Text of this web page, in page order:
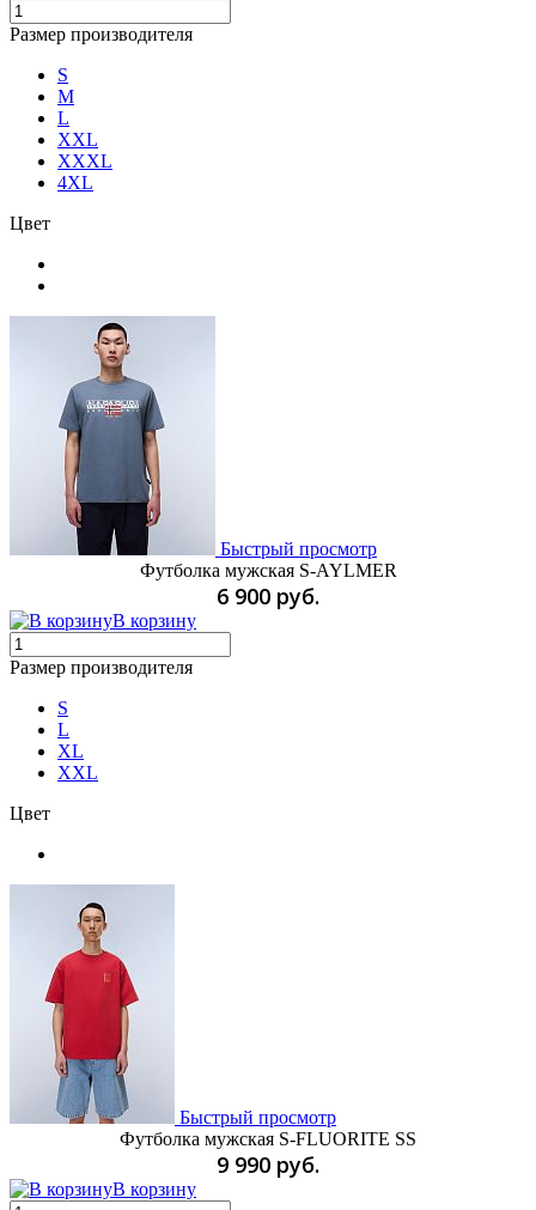
Размер производителя
S
M
L
XXL
XXXL
4XL
Цвет
Быстрый просмотр
Футболка мужская S-AYLMER
6 900 руб.
В корзину
Размер производителя
S
L
XL
XXL
Цвет
Быстрый просмотр
Футболка мужская S-FLUORITE SS
9 990 руб.
В корзину